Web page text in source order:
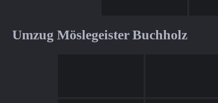
Umzug Möslegeister Buchholz